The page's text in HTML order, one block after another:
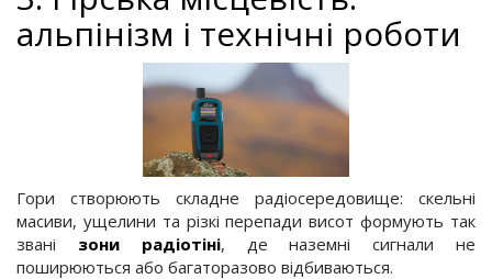
альпінізм і технічні роботи
Гори створюють складне радіосередовище: скельні
масиви, ущелини та різкі перепади висот формують так
звані зони радіотіні, де наземні сигнали не
поширюються або багаторазово відбиваються.